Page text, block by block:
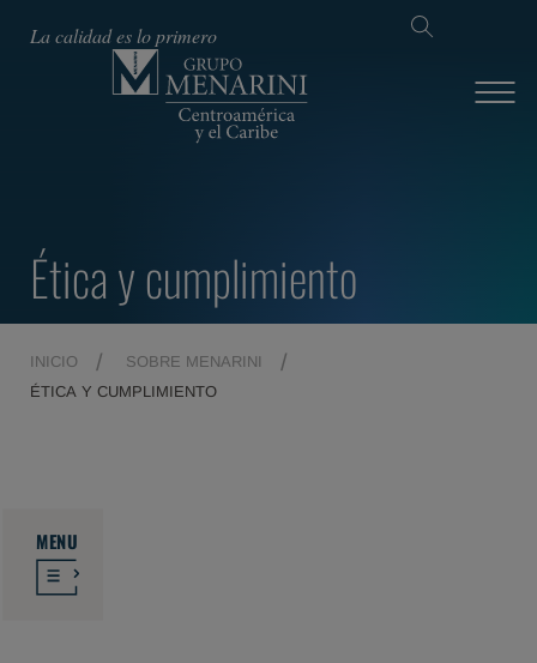
La calidad es lo primero
Ética y cumplimiento
INICIO
SOBRE MENARINI
ÉTICA Y CUMPLIMIENTO
MENU